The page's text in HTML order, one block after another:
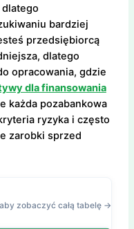
bardziej
przedsiębiorcą
dlatego
opracowania, gdzie
dla finansowania
każda pozabankowa
ryzyka i często
zarobki sprzed
zobaczyć całą tabelę →